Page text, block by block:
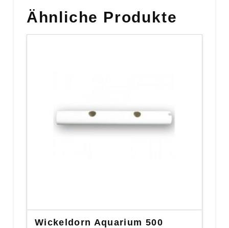
Ähnliche Produkte
Wickeldorn Aquarium 500